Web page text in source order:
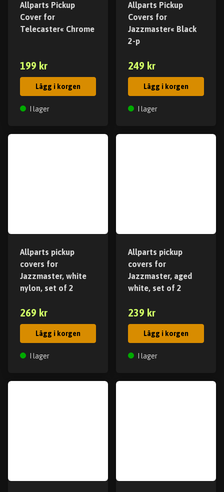
Allparts Pickup
Cover for
Telecaster« Chrome
199 kr
Lägg i korgen
I lager
Allparts Pickup
Covers for
Jazzmaster« Black
2-p
249 kr
Lägg i korgen
I lager
Allparts pickup
covers for
Jazzmaster, white
nylon, set of 2
269 kr
Lägg i korgen
I lager
Allparts pickup
covers for
Jazzmaster, aged
white, set of 2
239 kr
Lägg i korgen
I lager